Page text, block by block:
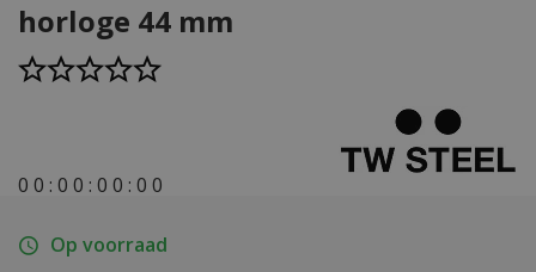
horloge 44 mm
0 0 : 0 0 : 0 0 : 0 0
Op voorraad